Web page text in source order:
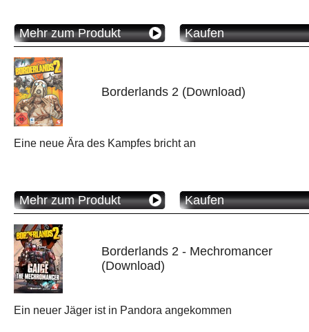
Mehr zum Produkt Kaufen
Borderlands 2 (Download)
Eine neue Ära des Kampfes bricht an
Mehr zum Produkt Kaufen
Borderlands 2 - Mechromancer
(Download)
Ein neuer Jäger ist in Pandora angekommen